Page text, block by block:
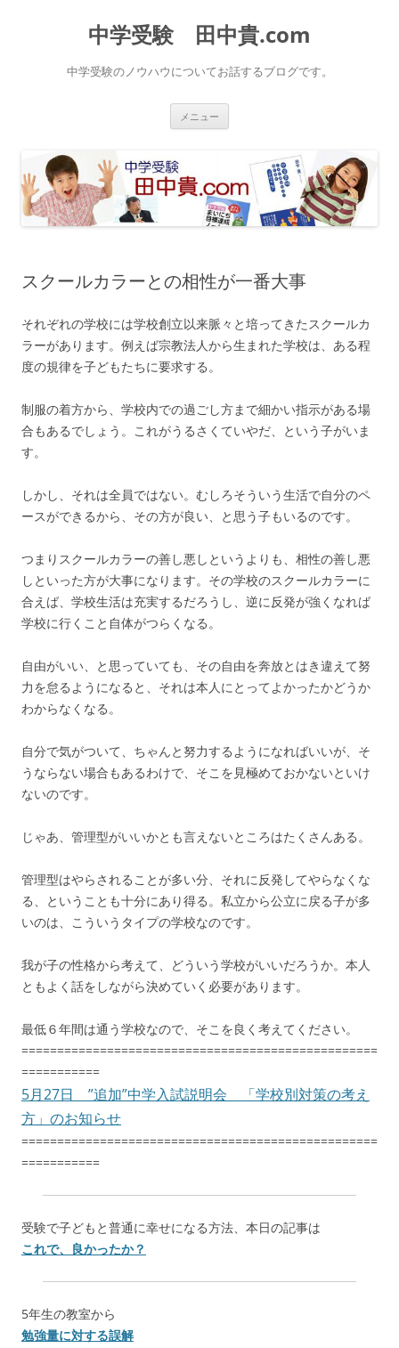
中学受験 田中貴.com
中学受験のノウハウについてお話するブログです。
メニュー
ス
キ
ッ
プ
スクールカラーとの相性が一番大事
それぞれの学校には学校創立以来脈々と培ってきたスクールカ
ラーがあります。例えば宗教法人から生まれた学校は、ある程
度の規律を子どもたちに要求する。
制服の着方から、学校内での過ごし方まで細かい指示がある場
合もあるでしょう。これがうるさくていやだ、という子がいま
す。
しかし、それは全員ではない。むしろそういう生活で自分のペ
ースができるから、その方が良い、と思う子もいるのです。
つまりスクールカラーの善し悪しというよりも、相性の善し悪
しといった方が大事になります。その学校のスクールカラーに
合えば、学校生活は充実するだろうし、逆に反発が強くなれば
学校に行くこと自体がつらくなる。
自由がいい、と思っていても、その自由を奔放とはき違えて努
力を怠るようになると、それは本人にとってよかったかどうか
わからなくなる。
自分で気がついて、ちゃんと努力するようになればいいが、そ
うならない場合もあるわけで、そこを見極めておかないといけ
ないのです。
じゃあ、管理型がいいかとも言えないところはたくさんある。
管理型はやらされることが多い分、それに反発してやらなくな
る、ということも十分にあり得る。私立から公立に戻る子が多
いのは、こういうタイプの学校なのです。
我が子の性格から考えて、どういう学校がいいだろうか。本人
ともよく話をしながら決めていく必要があります。
最低６年間は通う学校なので、そこを良く考えてください。
==================================================
===========
5月27日 ”追加”中学入試説明会 「学校別対策の考え
方」のお知らせ
==================================================
===========
受験で子どもと普通に幸せになる方法、本日の記事は
これで、良かったか？
5年生の教室から
勉強量に対する誤解